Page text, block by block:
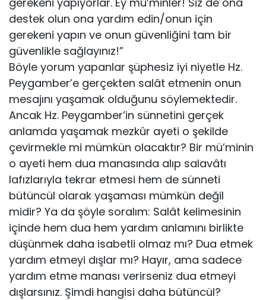
destek olun ona yardım edin/onun için
gerekeni yapın ve onun güvenliğini tam bir
güvenlikle sağlayınız!”
Böyle yorum yapanlar şüphesiz iyi niyetle Hz.
Peygamber’e gerçekten salât etmenin onun
mesajını yaşamak olduğunu söylemektedir.
Ancak Hz. Peygamber’in sünnetini gerçek
anlamda yaşamak mezkûr ayeti o şekilde
çevir­mekle mi mümkün olacaktır? Bir mü’minin
o ayeti hem dua manasında alıp salavâtı
lafızlarıyla tekrar etmesi hem de sünneti
bütüncül olarak yaşaması müm­kün değil
midir? Ya da şöyle soralım: Salât kelimesinin
içinde hem dua hem yardım anlamını birlikte
düşünmek daha isabetli olmaz mı? Dua etmek
yardım etmeyi dışlar mı? Hayır, ama sadece
yardım etme manası verirseniz dua etmeyi
dışlarsınız. Şimdi hangisi daha bütüncül?